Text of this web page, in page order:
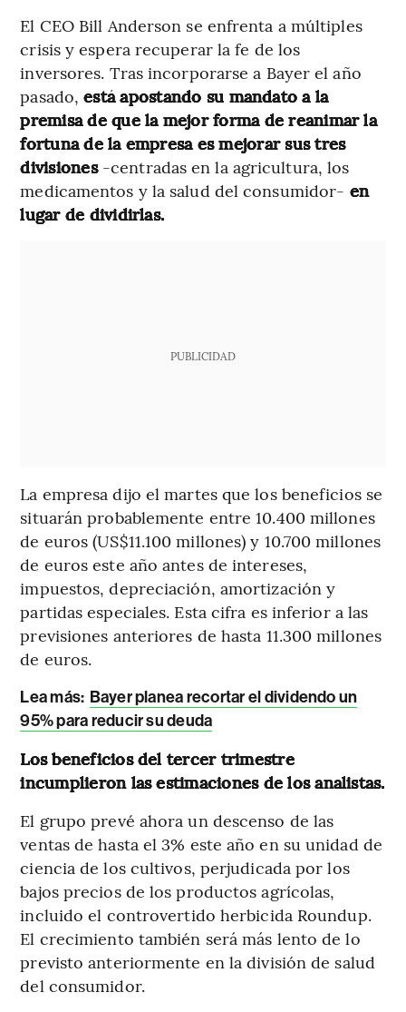
El CEO Bill Anderson se enfrenta a múltiples
crisis y espera recuperar la fe de los
inversores. Tras incorporarse a Bayer el año
pasado,está apostando su mandato a la
premisa de que la mejor forma de reanimar la
fortuna de la empresa es mejorar sus tres
divisiones -centradas en la agricultura, los
medicamentos y la salud del consumidor- en
lugar de dividirlas.
PUBLICIDAD
La empresa dijo el martes que los beneficios se
situarán probablemente entre 10.400 millones
de euros (US$11.100 millones) y 10.700 millones
de euros este año antes de intereses,
impuestos, depreciación, amortización y
partidas especiales. Esta cifra es inferior a las
previsiones anteriores de hasta 11.300 millones
de euros.
Lea más: Bayer planea recortar el dividendo un
95% para reducir su deuda
Los beneficios del tercer trimestre
incumplieron las estimaciones de los analistas.
El grupo prevé ahora un descenso de las
ventas de hasta el 3% este año en su unidad de
ciencia de los cultivos, perjudicada por los
bajos precios de los productos agrícolas,
incluido el controvertido herbicida Roundup.
El crecimiento también será más lento de lo
previsto anteriormente en la división de salud
del consumidor.